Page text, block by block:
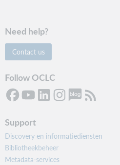
Need help?
Contact us
Follow OCLC
Support
Discovery en informatiediensten
Bibliotheekbeheer
Metadata-services